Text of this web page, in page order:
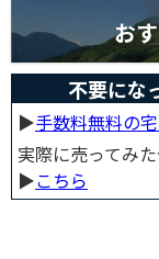
お
不要にな
▶︎手数料無料の
実際に売ってみ
▶︎こちら